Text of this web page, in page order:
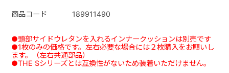
商品コード 189911490
●頭部サイドウレタンを入れるインナークッションは別売です
●1枚のみの価格です。左右必要な場合には２枚購入をお願いし
ます。（左右共通部品）
●THE Sシリーズとは互換性がないため装着いただけません。